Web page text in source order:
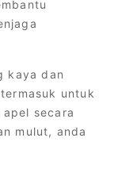
kaya dan
untuk
secara
mulut, anda